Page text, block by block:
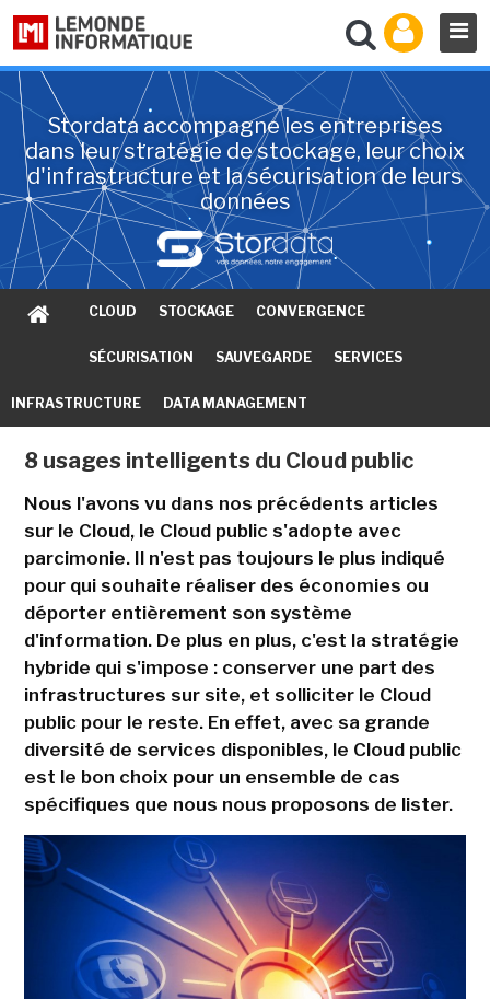
Stordata accompagne les entreprises
dans leur stratégie de stockage, leur choix
d'infrastructure et la sécurisation de leurs
données
CLOUD STOCKAGE CONVERGENCE
SÉCURISATION SAUVEGARDE SERVICES
INFRASTRUCTURE DATA MANAGEMENT
8 usages intelligents du Cloud public
Nous l'avons vu dans nos précédents articles
sur le Cloud, le Cloud public s'adopte avec
parcimonie. Il n'est pas toujours le plus indiqué
pour qui souhaite réaliser des économies ou
déporter entièrement son système
d'information. De plus en plus, c'est la stratégie
hybride qui s'impose : conserver une part des
infrastructures sur site, et solliciter le Cloud
public pour le reste. En effet, avec sa grande
diversité de services disponibles, le Cloud public
est le bon choix pour un ensemble de cas
spécifiques que nous nous proposons de lister.